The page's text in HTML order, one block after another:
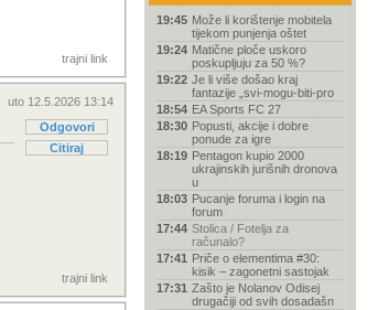
trajni link
uto 12.5.2026 13:14
Odgovori
Citiraj
trajni link
19:45 Može li korištenje mobitela
tijekom punjenja oštet
19:24 Matične ploče uskoro
poskupljuju za 50 %?
19:22 Je li više došao kraj
fantazije „svi-mogu-biti-pro
18:54 EA Sports FC 27
18:30 Popusti, akcije i dobre
ponude za igre
18:19 Pentagon kupio 2000
ukrajinskih jurišnih dronova
u
18:03 Pucanje foruma i login na
forum
17:44 Stolica / Fotelja za
računalo?
17:41 Priče o elementima #30:
kisik – zagonetni sastojak
17:31 Zašto je Nolanov Odisej
drugačiji od svih dosadašn